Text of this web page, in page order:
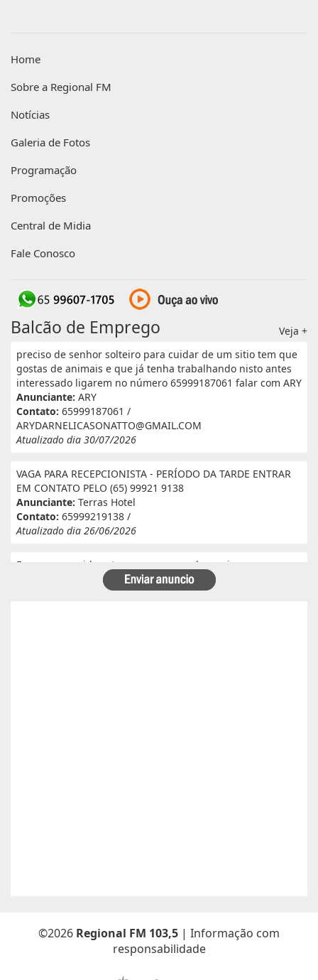
Home
Sobre a Regional FM
Notícias
Galeria de Fotos
Programação
Promoções
Central de Midia
Fale Conosco
Balcão de Emprego
Veja +
preciso de senhor solteiro para cuidar de um sitio tem que
gostas de animais e que já tenha trabalhando nisto antes
interessado ligarem no número 65999187061 falar com ARY
Anunciante: ARY
Contato: 65999187061 /
ARYDARNELICASONATTO@GMAIL.COM
Atualizado dia 30/07/2026
VAGA PARA RECEPCIONISTA - PERÍODO DA TARDE ENTRAR
EM CONTATO PELO (65) 99921 9138
Anunciante: Terras Hotel
Contato: 65999219138 /
Atualizado dia 26/06/2026
Eu e meu marido estamos a procura de serviço em
fazenda. Eu tenho experiência e referência em cantina, ele
tem experiência e referência em lavoura. Passa veneno,
©2026 Regional FM 103,5 | Informação com
responsabilidade